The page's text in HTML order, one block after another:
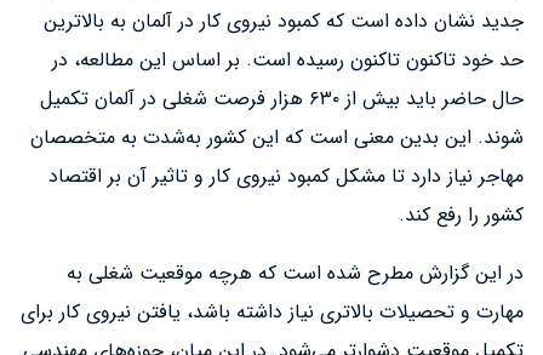
جدید نشان داده است که کمبود نیروی کار در آلمان به بالاترین
حد خود تاکنون تاکنون رسیده است. بر اساس این مطالعه، در
حال حاضر باید بیش از ۶۳۰ هزار فرصت شغلی در آلمان تکمیل
شوند. این بدین معنی است که این کشور به‌شدت به متخصصان
مهاجر نیاز دارد تا مشکل کمبود نیروی کار و تاثیر آن بر اقتصاد
کشور را رفع کند.
در این گزارش مطرح شده است که هرچه موقعیت شغلی به
مهارت و تحصیلات بالاتری نیاز داشته باشد، یافتن نیروی کار برای